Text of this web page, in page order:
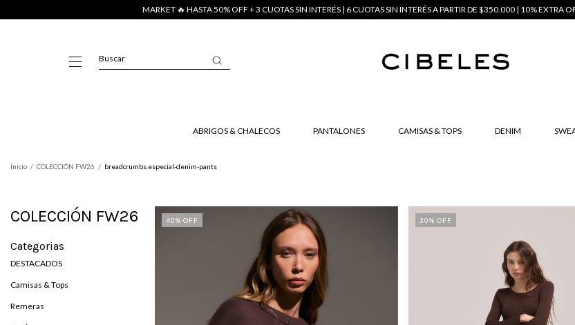
MARKET 🔥 HASTA 50% OFF + 3 CUOTAS SIN INTERÉS | 6 CUOTAS SIN INTERÉS A PARTIR DE $350.000 | 10% EXTRA
ABRIGOS & CHALECOS PANTALONES CAMISAS & TOPS DENIM
Inicio / COLECCIÓN FW26 / breadcrumbs.especial-denim-pants
COLECCIÓN FW26
Categorias
DESTACADOS
Camisas & Tops
Remeras
40% OFF 30% OFF